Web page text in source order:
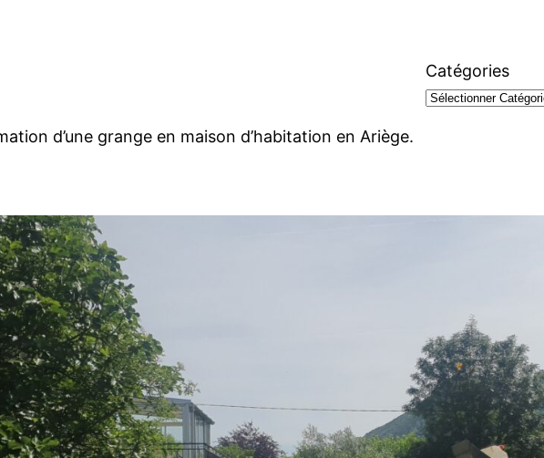
Catégories
d’une grange en maison d’habitation en Ariège.